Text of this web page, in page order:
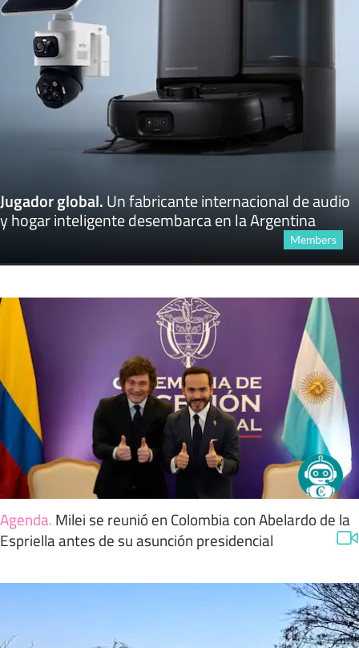
Jugador global.Un fabricante internacional de audio
y hogar inteligente desembarca en la Argentina
Members
Agenda. Milei se reunió en Colombia con Abelardo de la
Espriella antes de su asunción presidencial